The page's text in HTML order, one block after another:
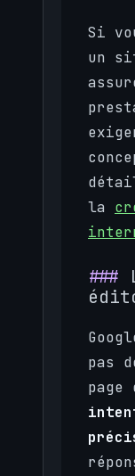
Si
un
la
pas